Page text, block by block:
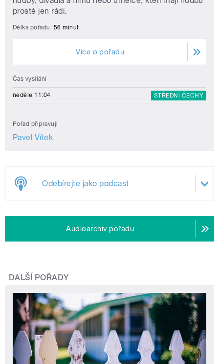
prostě jen rádi.
Délka pořadu: 56 minut
Více o pořadu
Čas vysílání
neděle 11:04 STŘEDNÍ ČECHY
Pořad připravují
Pavel Vítek
Odebírejte jako podcast
Audioarchiv pořadu
DALŠÍ POŘADY